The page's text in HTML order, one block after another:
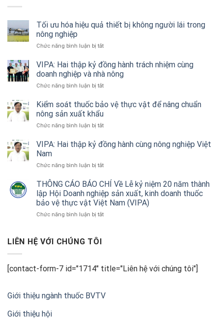
Tối ưu hóa hiệu quả thiết bị không người lái trong
nông nghiệp
Chức năng bình luận bị tắtở
ưu
hóa
quả
bị
không
lái
nông
VIPA: Hai thập kỷ đồng hành trách nhiệm cùng
doanh nghiệp và nhà nông
Chức năng bình luận bị tắtở
Hai
đồng
trách
doanh
và
nhà
nông
Kiểm soát thuốc bảo vệ thực vật để nâng chuẩn
nông sản xuất khẩu
Chức năng bình luận bị tắtở
soát
thuốc
vệ
vật
để
nâng
nông
VIPA: Hai thập kỷ đồng hành cùng nông nghiệp Việt
Nam
Chức năng bình luận bị tắtở
Hai
thập
kỷ
đồng
hành
THÔNG CÁO BÁO CHÍ Về Lễ kỷ niệm 20 năm thành
lập Hội Doanh nghiệp sản xuất, kinh doanh thuốc
bảo vệ thực vật Việt Nam (VIPA)
Chức năng bình luận bị tắtở
Lễ
kỷ
năm
LIÊN HỆ VỚI CHÚNG TÔI
[contact-form-7 id="1714" title="Liên hệ với chúng tôi"]
Giới thiệu ngành thuốc BVTV
Giới thiệu hội